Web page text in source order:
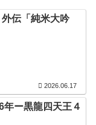
伝「純米大吟
2026.06.17
年ー黒龍四天王４